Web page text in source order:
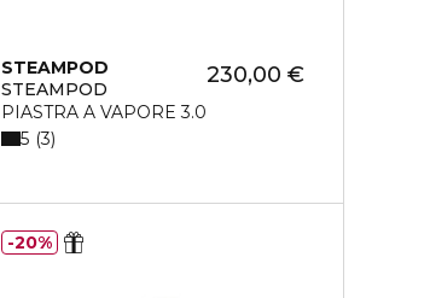
STEAMPOD
STEAMPOD
PIASTRA A VAPORE 3.0
230,00 €
5 3
20%